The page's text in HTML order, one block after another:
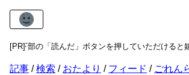
[PR]
最下部の「読んだ」ボタンを押していただけると
記事 検索 おたより フィード ごれん